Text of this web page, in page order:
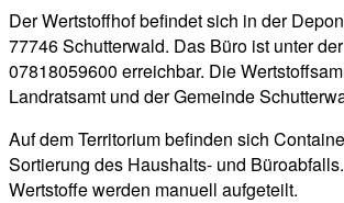
Der Wertstoffhof befindet sich in der
77746 Schutterwald. Das Büro ist unter
07818059600 erreichbar. Die
Landratsamt und der Gemeinde
Auf dem Territorium befinden sich
Sortierung des Haushalts- und
Wertstoffe werden manuell aufgeteilt.